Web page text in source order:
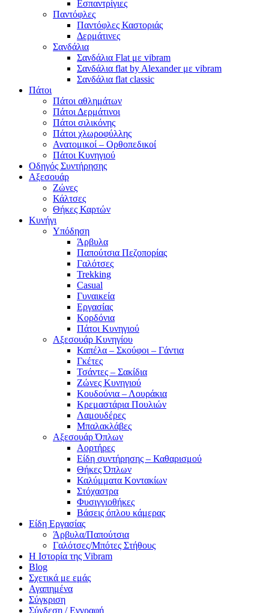
Εσπαντρίγιες
Παντόφλες
Παντόφλες Καστοριάς
Δερμάτινες
Σανδάλια
Σανδάλια Flat με vibram
Σανδάλια flat by Alexander με vibram
Σανδάλια flat classic
Πάτοι
Πάτοι αθλημάτων
Πάτοι Δερμάτινοι
Πάτοι σιλικόνης
Πάτοι χλωροφύλλης
Ανατομικοί – Ορθοπεδικοί
Πάτοι Κυνηγιού
Οδηγός Συντήρησης
Αξεσουάρ
Ζώνες
Κάλτσες
Θήκες Καρτών
Κυνήγι
Υπόδηση
Άρβυλα
Παπούτσια Πεζοπορίας
Γαλότσες
Trekking
Casual
Γυναικεία
Εργασίας
Κορδόνια
Πάτοι Κυνηγιού
Αξεσουάρ Κυνηγίου
Καπέλα – Σκούφοι – Γάντια
Γκέτες
Τσάντες – Σακίδια
Ζώνες Κυνηγιού
Κουδούνια – Λουράκια
Κρεμαστάρια Πουλιών
Λαμουδέρες
Μπαλακλάβες
Αξεσουάρ Όπλων
Αορτήρες
Είδη συντήρησης – Καθαρισμού
Θήκες Όπλων
Καλύμματα Κοντακίων
Στόχαστρα
Φυσιγγιοθήκες
Βάσεις όπλου κάμερας
Είδη Εργασίας
Άρβυλα/Παπούτσια
Γαλότσες/Μπότες Στήθους
Η Ιστορία της Vibram
Blog
Σχετικά με εμάς
Αγαπημένα
Σύγκριση
Σύνδεση / Εγγραφή